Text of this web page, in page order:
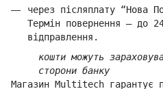
через післяплату “Нова
Термін повернення — до
відправлення.
кошти можуть
сторони банку
Магазин Multitech гарантує